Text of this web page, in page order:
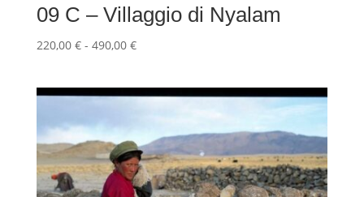
09 C – Villaggio di Nyalam
220,00 € - 490,00 €Fascia
da
490,00 €